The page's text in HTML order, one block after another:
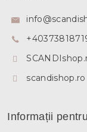
info@
scandishop.ro
Informații